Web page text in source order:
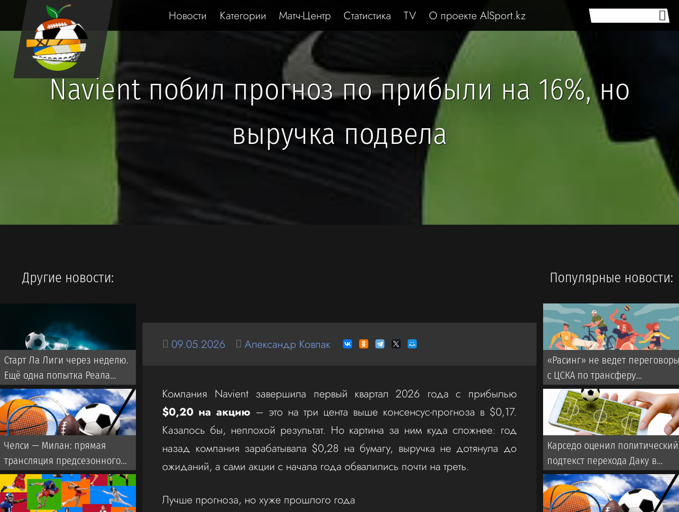
Новости Категории Матч-Центр Статистика TV О проекте AlSport.kz
Navient побил прогноз по прибыли на 16%, но
выручка подвела
09.05.2026 Александр Ковпак
Компания Navient завершила первый квартал 2026 года с прибылью
$0,20 на акцию – это на три цента выше консенсус-прогноза в $0,17.
Казалось бы, неплохой результат. Но картина за ним куда сложнее: год
назад компания зарабатывала $0,28 на бумагу, выручка не дотянула до
ожиданий, а сами акции с начала года обвалились почти на треть.
Лучше прогноза, но хуже прошлого года
Другие новости:
Старт Ла Лиги через неделю.
Ещё одна попытка Реала
забрать титул у Флика
Челси — Милан: прямая
трансляция предсезонного
матча с участием Дастана
Сатпаева
Популярные новости:
«Расинг» не ведет
с ЦСКА по трансферу
Мартирены
Карседо оценил политический
подтекст перехода Даку в
«Спартак»